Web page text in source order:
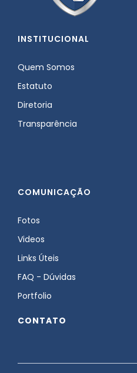
INSTITUCIONAL
Quem Somos
Estatuto
Diretoria
Transparência
COMUNICAÇÃO
Fotos
Videos
Links Úteis
FAQ - Dúvidas
Portfolio
CONTATO